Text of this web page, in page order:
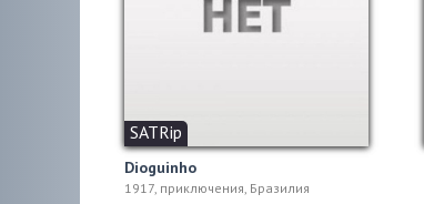
SATRip
Dioguinho
1917, приключения, Бразилия